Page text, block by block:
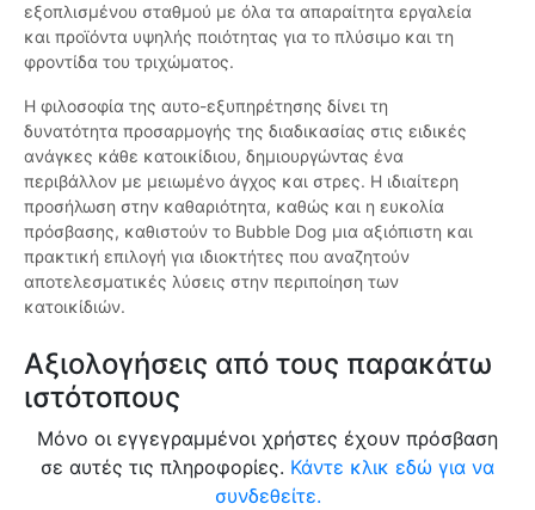
εξοπλισμένου σταθμού με όλα τα απαραίτητα εργαλεία
και προϊόντα υψηλής ποιότητας για το πλύσιμο και τη
φροντίδα του τριχώματος.
Η φιλοσοφία της αυτο-εξυπηρέτησης δίνει τη
δυνατότητα προσαρμογής της διαδικασίας στις ειδικές
ανάγκες κάθε κατοικίδιου, δημιουργώντας ένα
περιβάλλον με μειωμένο άγχος και στρες. Η ιδιαίτερη
προσήλωση στην καθαριότητα, καθώς και η ευκολία
πρόσβασης, καθιστούν το Bubble Dog μια αξιόπιστη και
πρακτική επιλογή για ιδιοκτήτες που αναζητούν
αποτελεσματικές λύσεις στην περιποίηση των
κατοικίδιών.
Αξιολογήσεις από τους παρακάτω
ιστότοπους
Μόνο οι εγγεγραμμένοι χρήστες έχουν πρόσβαση
σε αυτές τις πληροφορίες. Κάντε κλικ εδώ για να
συνδεθείτε.